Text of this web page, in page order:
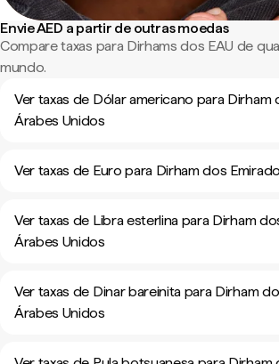
Envie AED a partir de outras moedas
Compare taxas para Dirhams dos EAU de
mundo.
Ver taxas de Dólar americano para Dirham
Árabes Unidos
Ver taxas de Euro para Dirham dos
Ver taxas de Libra esterlina para Dirham
Árabes Unidos
Ver taxas de Dinar bareinita para Dirham
Árabes Unidos